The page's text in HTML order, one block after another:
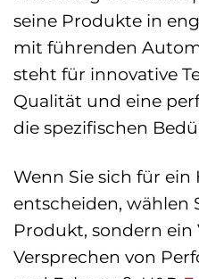
seine Produkte in
mit führenden
steht für innovative
Qualität und eine
die spezifischen
Wenn Sie sich für ein
entscheiden, wählen
Produkt, sondern ein
Versprechen von